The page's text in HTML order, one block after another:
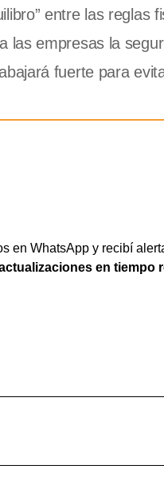
entre las reglas
las empresas la
fuerte para
en WhatsApp y recibí
en tiempo